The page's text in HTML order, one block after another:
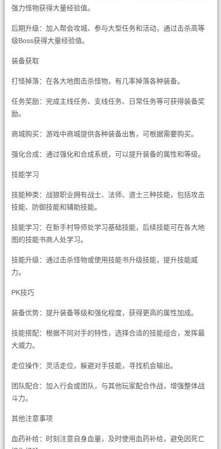
强力怪物获得大量经验值。
后期升级：加入帮会攻城、参与大型任务和活动，通过击杀高等
级Boss获得大量经验值。
装备获取
打怪掉落：在各大地图击杀怪物，有几率掉落各种装备。
任务奖励：完成主线任务、支线任务、日常任务等可获得装备奖
励。
商城购买：游戏中商城提供各种装备出售，可根据需要购买。
强化合成：通过强化和合成系统，可以提升装备的属性和等级。
技能学习
技能种类：战狼职业拥有战士、法师、道士三种技能，包括攻击
技能、防御技能和辅助技能。
技能学习：在新手村导师处学习基础技能，后续技能可在各大地
图的技能书商人处学习。
技能升级：通过击杀怪物或使用技能书升级技能，提升技能威
力。
PK技巧
装备优势：提升装备等级和强化程度，获得更高的属性加成。
技能搭配：根据不同对手的特性，选择合适的技能组合，发挥最
大威力。
走位操作：灵活走位，躲避对手技能，寻找机会输出。
团队配合：加入行会或团队，与其他玩家配合作战，增强整体战
斗力。
其他注意事项
血药补给：时刻注意自身血量，及时使用血药补给，避免因死亡